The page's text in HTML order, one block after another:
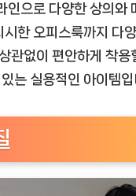
인으로 다양한 상의와
시한 오피스룩까지 다
관없이 편안하게 착
는 실용적인 아이템입